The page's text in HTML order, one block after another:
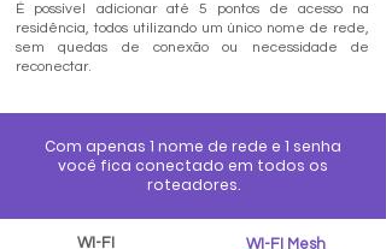
É possível adicionar até 5 pontos de acesso na
residência, todos utilizando um único nome de rede,
sem quedas de conexão ou necessidade de
reconectar.
Com apenas 1 nome de rede e 1 senha
você fica conectado em todos os
roteadores.
WI-FI
WI-FI Mesh